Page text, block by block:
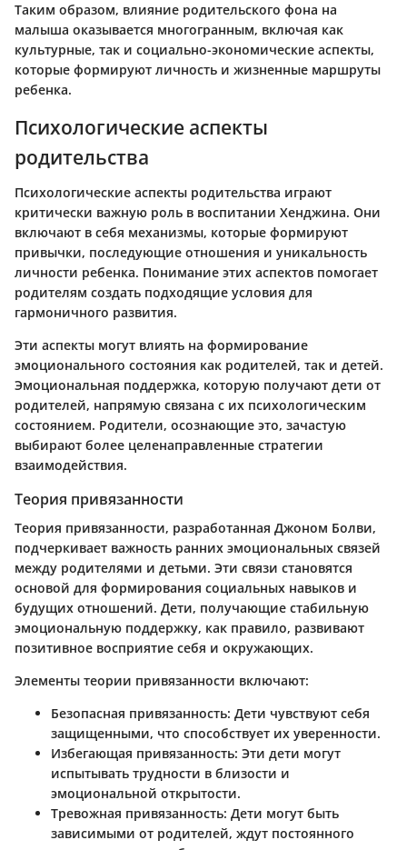
Таким образом, влияние родительского фона на
малыша оказывается многогранным, включая как
культурные, так и социально-экономические аспекты,
которые формируют личность и жизненные маршруты
ребенка.
Психологические аспекты
родительства
Психологические аспекты родительства играют
критически важную роль в воспитании Хенджина. Они
включают в себя механизмы, которые формируют
привычки, последующие отношения и уникальность
личности ребенка. Понимание этих аспектов помогает
родителям создать подходящие условия для
гармоничного развития.
Эти аспекты могут влиять на формирование
эмоционального состояния как родителей, так и детей.
Эмоциональная поддержка, которую получают дети от
родителей, напрямую связана с их психологическим
состоянием. Родители, осознающие это, зачастую
выбирают более целенаправленные стратегии
взаимодействия.
Теория привязанности
Теория привязанности, разработанная Джоном Болви,
подчеркивает важность ранних эмоциональных связей
между родителями и детьми. Эти связи становятся
основой для формирования социальных навыков и
будущих отношений. Дети, получающие стабильную
эмоциональную поддержку, как правило, развивают
позитивное восприятие себя и окружающих.
Элементы теории привязанности включают:
Безопасная привязанность: Дети чувствуют себя
защищенными, что способствует их уверенности.
Избегающая привязанность: Эти дети могут
испытывать трудности в близости и
эмоциональной открытости.
Тревожная привязанность: Дети могут быть
зависимыми от родителей, ждут постоянного